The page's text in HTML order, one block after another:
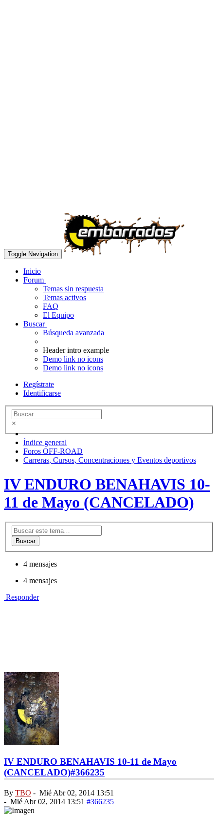
Toggle Navigation
Inicio
Forum
Temas sin respuesta
Temas activos
FAQ
El Equipo
Buscar
Búsqueda avanzada
Header intro example
Demo link no icons
Demo link no icons
Regístrate
Identificarse
×
Índice general
Foros OFF-ROAD
Carreras, Cursos, Concentraciones y Eventos deportivos
IV ENDURO BENAHAVIS 10-
11 de Mayo (CANCELADO)
Buscar
4 mensajes
4 mensajes
Responder
IV ENDURO BENAHAVIS 10-11 de Mayo
(CANCELADO)#366235
By TBO - Mié Abr 02, 2014 13:51
- Mié Abr 02, 2014 13:51 #366235